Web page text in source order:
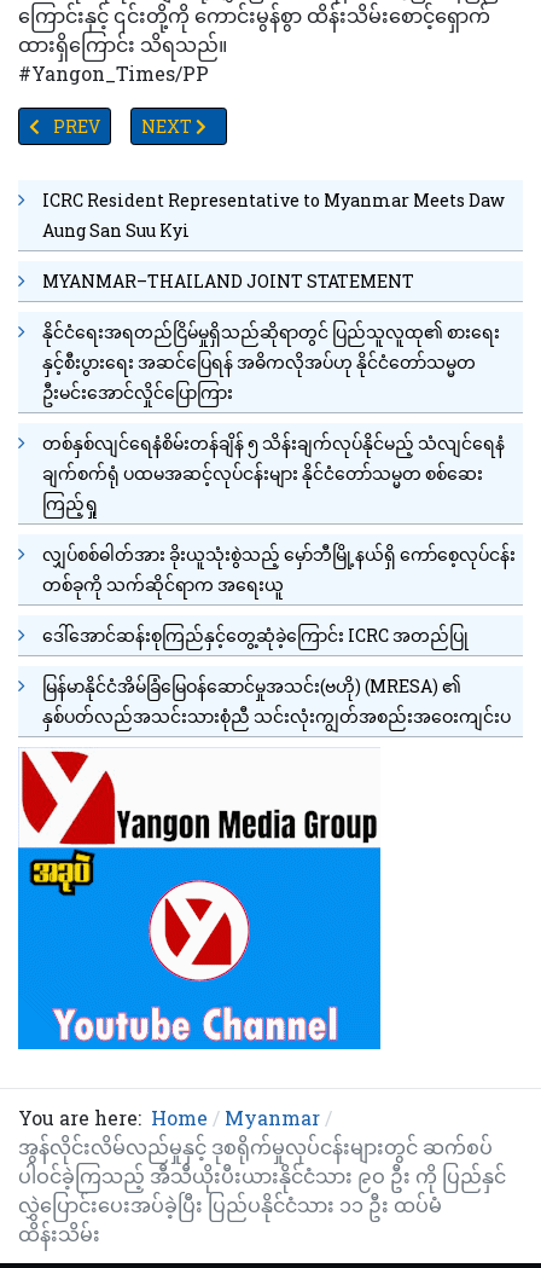
ကြောင်းနှင့် ၎င်းတို့ကို ကောင်းမွန်စွာ ထိန်းသိမ်းစောင့်ရှောက်
ထားရှိကြောင်း သိရသည်။
#Yangon_Times/PP
PREVIOUS ARTICLE: သဘာဝဓာတ်ငွေ့ရည် ( LNG) သုံး ဓာတ်အားပ
PREV NEXT ARTICLE: TV YANGON TIMES ရဲ့ နေ့
NEXT
ICRC Resident Representative to Myanmar Meets Daw
Aung San Suu Kyi
MYANMAR–THAILAND JOINT STATEMENT
နိုင်ငံရေးအရတည်ငြိမ်မှုရှိသည်ဆိုရာတွင် ပြည်သူလူထု၏ စားရေး
နှင့်စီးပွားရေး အဆင်ပြေရန် အဓိကလိုအပ်ဟု နိုင်ငံတော်သမ္မတ
ဦးမင်းအောင်လှိုင်ပြောကြား
တစ်နှစ်လျင်ရေနံစိမ်းတန်ချိန် ၅ သိန်းချက်လုပ်နိုင်မည့် သံလျင်ရေနံ
ချက်စက်ရုံ ပထမအဆင့်လုပ်ငန်းများ နိုင်ငံတော်သမ္မတ စစ်ဆေး
ကြည့်ရှု
လျှပ်စစ်ဓါတ်အား ခိုးယူသုံးစွဲသည့် မှော်ဘီမြို့နယ်ရှိ ကော်စေ့လုပ်ငန်း
တစ်ခုကို သက်ဆိုင်ရာက အရေးယူ
ဒေါ်အောင်ဆန်းစုကြည်နှင့်တွေ့ဆုံခဲ့ကြောင်း ICRC အတည်ပြု
မြန်မာနိုင်ငံအိမ်ခြံမြေဝန်ဆောင်မှုအသင်း(ဗဟို) (MRESA) ၏
နှစ်ပတ်လည်အသင်းသားစုံညီ သင်းလုံးကျွတ်အစည်းအဝေးကျင်းပ
You are here: Home
Myanmar
အွန်လိုင်းလိမ်လည်မှုနှင့် ဒုစရိုက်မှုလုပ်ငန်းများတွင် ဆက်စပ်
ပါဝင်ခဲ့ကြသည့် အီသီယိုးပီးယားနိုင်ငံသား ၉ဝ ဦး ကို ပြည်နှင်
လွှဲပြောင်းပေးအပ်ခဲ့ပြီး ပြည်ပနိုင်ငံသား ၁၁ ဦး ထပ်မံ
ထိန်းသိမ်း